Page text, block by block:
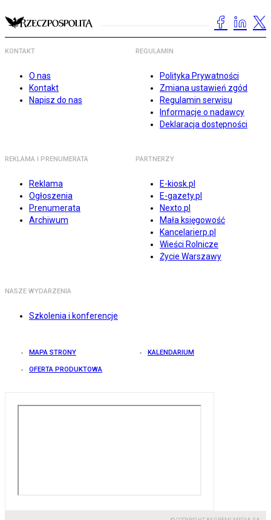
KONTAKT
O nas
Kontakt
Napisz do nas
REGULAMIN
Polityka Prywatności
Zmiana ustawień zgód
Regulamin serwisu
Informacje o nadawcy
Deklaracja dostępności
REKLAMA I PRENUMERATA
Reklama
Ogłoszenia
Prenumerata
Archiwum
PARTNERZY
E-kiosk.pl
E-gazety.pl
Nexto.pl
Mała księgowość
Kancelarierp.pl
Wieści Rolnicze
Życie Warszawy
NASZE WYDARZENIA
Szkolenia i konferencje
MAPA STRONY KALENDARIUM
OFERTA PRODUKTOWA